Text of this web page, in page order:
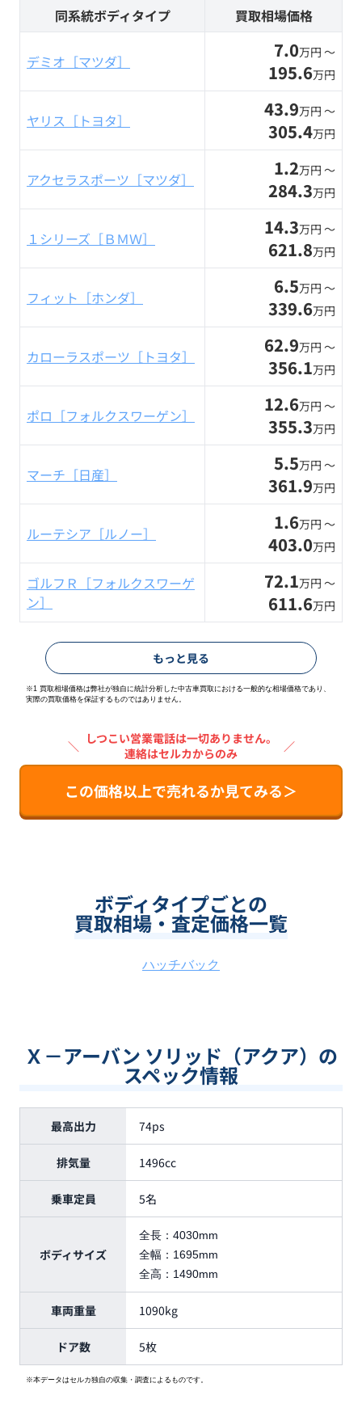
同系統ボディタイプ 買取相場価格
デミオ［マツダ］ 7.0万円 〜
195.6万円
ヤリス［トヨタ］ 43.9万円 〜
305.4万円
アクセラスポーツ［マツダ］ 1.2万円 〜
284.3万円
１シリーズ［ＢＭＷ］ 14.3万円 〜
621.8万円
フィット［ホンダ］ 6.5万円 〜
339.6万円
カローラスポーツ［トヨタ］ 62.9万円 〜
356.1万円
ポロ［フォルクスワーゲン］ 12.6万円 〜
355.3万円
マーチ［日産］ 5.5万円 〜
361.9万円
ルーテシア［ルノー］ 1.6万円 〜
403.0万円
ゴルフＲ［フォルクスワーゲ
ン］
72.1万円 〜
611.6万円
もっと見る
※1 買取相場価格は弊社が独自に統計分析した中古車買取における一般的な相場価格であり、
実際の買取価格を保証するものではありません。
＼ しつこい営業電話は一切ありません。
連絡はセルカからのみ
／
この価格以上で売れるか見てみる＞
ボディタイプごとの
買取相場・査定価格一覧
ハッチバック
Ｘ－アーバン ソリッド（アクア）の
スペック情報
最高出力 74ps
排気量 1496cc
乗車定員 5名
ボディサイズ
全長： 4030mm
全幅： 1695mm
全高： 1490mm
車両重量 1090kg
ドア数 5枚
※本データはセルカ独自の収集・調査によるものです。